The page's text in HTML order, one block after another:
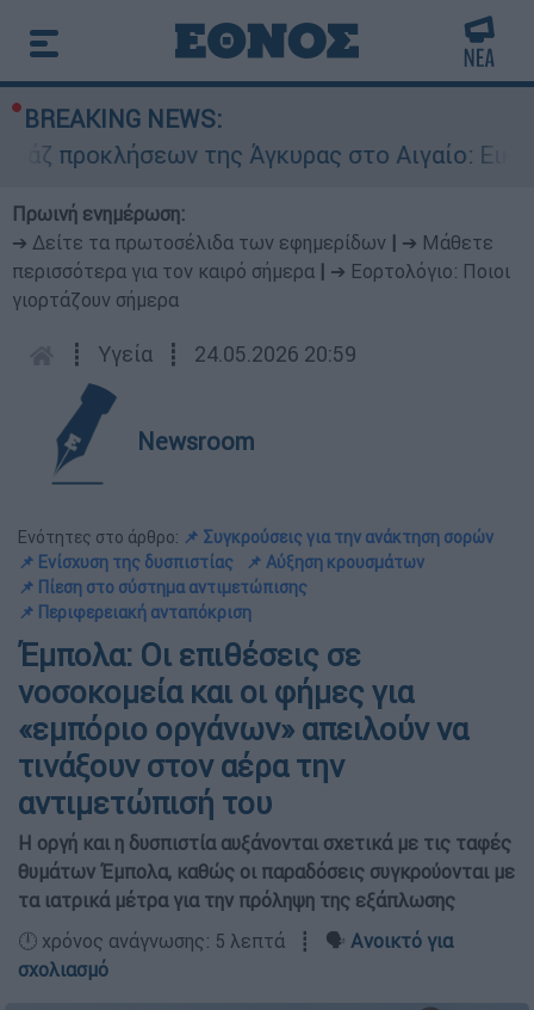
BREAKING NEWS:
της Άγκυρας στο Αιγαίο: Εικονική
Πρωινή ενημέρωση:
➔ Δείτε τα πρωτοσέλιδα των εφημερίδων
➔ Μάθετε
περισσότερα για τον καιρό σήμερα
➔ Εορτολόγιο: Ποιοι
γιορτάζουν σήμερα
┋ Υγεία ┋ 24.05.2026 20:59
Newsroom
Ενότητες στο άρθρο: 📌 Συγκρούσεις για την ανάκτηση σορών
📌 Ενίσχυση της δυσπιστίας
📌 Αύξηση κρουσμάτων
📌 Πίεση στο σύστημα αντιμετώπισης
📌 Περιφερειακή ανταπόκριση
Έμπολα: Οι επιθέσεις σε
νοσοκομεία και οι φήμες για
«εμπόριο οργάνων» απειλούν να
τινάξουν στον αέρα την
αντιμετώπισή του
Η οργή και η δυσπιστία αυξάνονται σχετικά με τις ταφές
θυμάτων Έμπολα, καθώς οι παραδόσεις συγκρούονται με
τα ιατρικά μέτρα για την πρόληψη της εξάπλωσης
🕛 χρόνος ανάγνωσης: 5 λεπτά ┋ 🗣️ Ανοικτό για
σχολιασμό